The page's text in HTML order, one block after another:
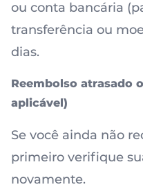
ou conta bancária
transferência ou
dias.
Reembolso atrasado
aplicável)
Se você ainda não
primeiro verifique
novamente.